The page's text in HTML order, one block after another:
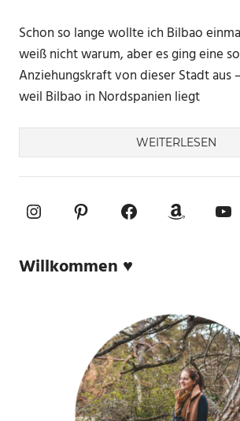
Schon so lange wollte ich Bilbao
weiß nicht warum, aber es ging eine
Anziehungskraft von dieser Stadt aus
weil Bilbao in Nordspanien liegt
WEITERLESEN
InstagramPinterestFacebookAmazon
Willkommen ♥